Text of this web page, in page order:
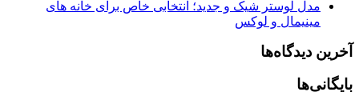
مدل لوستر شیک و جدید؛ انتخابی خاص برای خانه های
مینیمال و لوکس
آخرین دیدگاه‌ها
بایگانی‌ها